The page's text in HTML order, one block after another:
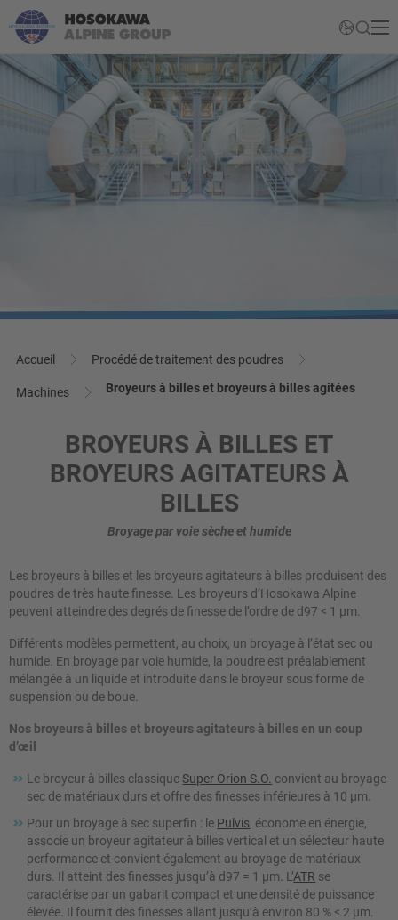
Accueil Procédé de traitement des poudres
Machines Broyeurs à billes et broyeurs à billes agitées
BROYEURS À BILLES ET
BROYEURS AGITATEURS À
BILLES
Broyage par voie sèche et humide
Les broyeurs à billes et les broyeurs agitateurs à billes produisent des
poudres de très haute finesse. Les broyeurs d’Hosokawa Alpine
peuvent atteindre des degrés de finesse de l’ordre de d97 < 1 μm.
Différents modèles permettent, au choix, un broyage à l’état sec ou
humide. En broyage par voie humide, la poudre est préalablement
mélangée à un liquide et introduite dans le broyeur sous forme de
suspension ou de boue.
Nos broyeurs à billes et broyeurs agitateurs à billes en un coup
d’œil
Le broyeur à billes classiqueSuper Orion S.O. convient au broyage
sec de matériaux durs et offre des finesses inférieures à 10 µm.
Pour un broyage à sec superfin : le Pulvis, économe en énergie,
associe un broyeur agitateur à billes vertical et un sélecteur haute
performance et convient également au broyage de matériaux
durs. Il atteint des finesses jusqu’à d97 = 1 μm. L’ATR se
caractérise par un gabarit compact et une densité de puissance
élevée. Il fournit des finesses allant jusqu’à environ 80 % < 2 µm.